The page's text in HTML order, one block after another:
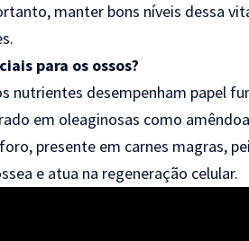
manter bons níveis dessa
para os ossos?
nutrientes desempenham papel
em oleaginosas como
presente em carnes magras,
e atua na regeneração celular.